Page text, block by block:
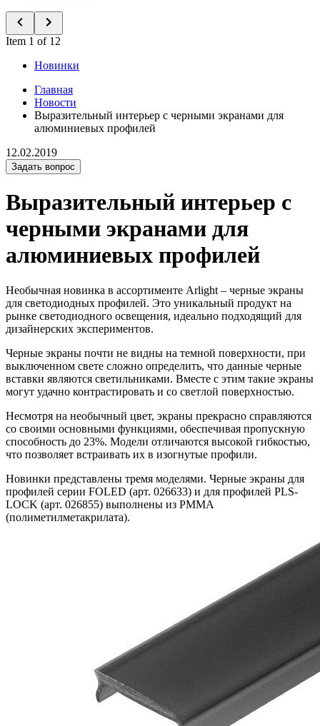
Item 1 of 12
Новинки
Главная
Новости
Выразительный интерьер с черными экранами для
алюминиевых профилей
12.02.2019
Задать вопрос
Выразительный интерьер с
черными экранами для
алюминиевых профилей
Необычная новинка в ассортименте Arlight – черные экраны
для светодиодных профилей. Это уникальный продукт на
рынке светодиодного освещения, идеально подходящий для
дизайнерских экспериментов.
Черные экраны почти не видны на темной поверхности, при
выключенном свете сложно определить, что данные черные
вставки являются светильниками. Вместе с этим такие экраны
могут удачно контрастировать и со светлой поверхностью.
Несмотря на необычный цвет, экраны прекрасно справляются
со своими основными функциями, обеспечивая пропускную
способность до 23%. Модели отличаются высокой гибкостью,
что позволяет встраивать их в изогнутые профили.
Новинки представлены тремя моделями. Черные экраны для
профилей серии FOLED (арт. 026633) и для профилей PLS-
LOCK (арт. 026855) выполнены из PMMA
(полиметилметакрилата).